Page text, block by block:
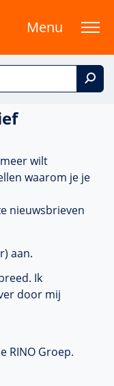
Menu
wilt
waarom je je
nieuwsbrieven
aan.
Ik
door mij
RINO Groep.